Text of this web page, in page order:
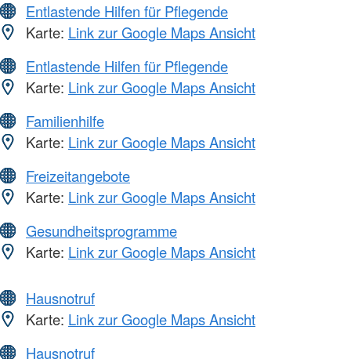
Entlastende Hilfen für Pflegende
Karte: Link zur Google Maps Ansicht
Entlastende Hilfen für Pflegende
Karte: Link zur Google Maps Ansicht
Familienhilfe
Karte: Link zur Google Maps Ansicht
Freizeitangebote
Karte: Link zur Google Maps Ansicht
Gesundheitsprogramme
Karte: Link zur Google Maps Ansicht
Hausnotruf
Karte: Link zur Google Maps Ansicht
Hausnotruf